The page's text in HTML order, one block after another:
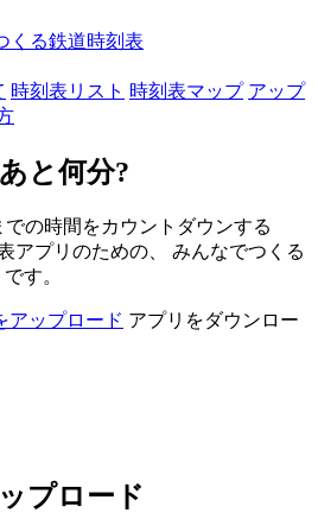
くる鉄道時刻表
時刻表リスト 時刻表マップ アップ
と何分?
の時間をカウントダウンする
アプリのための、 みんなでつくる
す。
アップロード アプリをダウンロー
プロード